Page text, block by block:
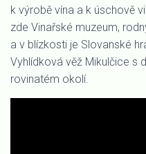
k výrobě vína a k úschově
zde Vinařské muzeum,
a v blízkosti je Slovanské
Vyhlídková věž Mikulčice s
rovinatém okolí.